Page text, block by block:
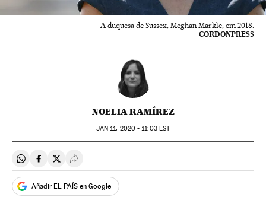
A duquesa de Sussex, Meghan Markle, em 2018.
CORDONPRESS
NOELIA RAMÍREZ
JAN 11, 2020 - 11:03EST
Compartir en Whatsapp
Compartir en Facebook
Compartir en Twitter
Desplegar Redes Sociales
Añadir EL PAÍS en Google